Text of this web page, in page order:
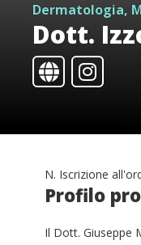
Dermatologia,
Dott.
N. Iscrizione
Profilo
Il Dott. Giuseppe